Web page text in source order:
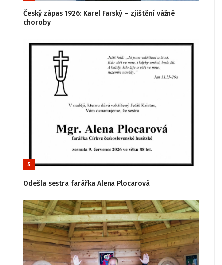
Český zápas 1926: Karel Farský – zjištění vážné
choroby
5
Odešla sestra farářka Alena Plocarová